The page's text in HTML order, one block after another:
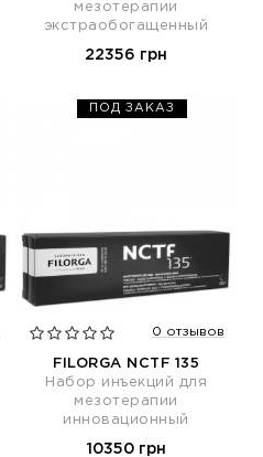
мезотерапии
экстраобогащенный
22356 грн
ПОД ЗАКАЗ
0 отзывов
FILORGA NCTF 135
Набор инъекций для
мезотерапии
инновационный
10350 грн